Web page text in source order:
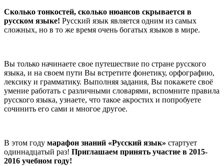
Сколько тонкостей, сколько нюансов скрывается в
русском языке! Русский язык является одним из самых
сложных, но в то же время очень богатых языков в мире.
Вы только начинаете свое путешествие по стране русского
языка, и на своем пути Вы встретите фонетику, орфографию,
лексику и грамматику. Выполняя задания, Вы покажете своё
умение работать с различными словарями, вспомните правила
русского языка, узнаете, что такое акростих и попробуете
сочинить его сами и многое другое.
В этом году марафон знаний «Русский язык» стартует
одиннадцатый раз! Приглашаем принять участие в 2015-
2016 учебном году!